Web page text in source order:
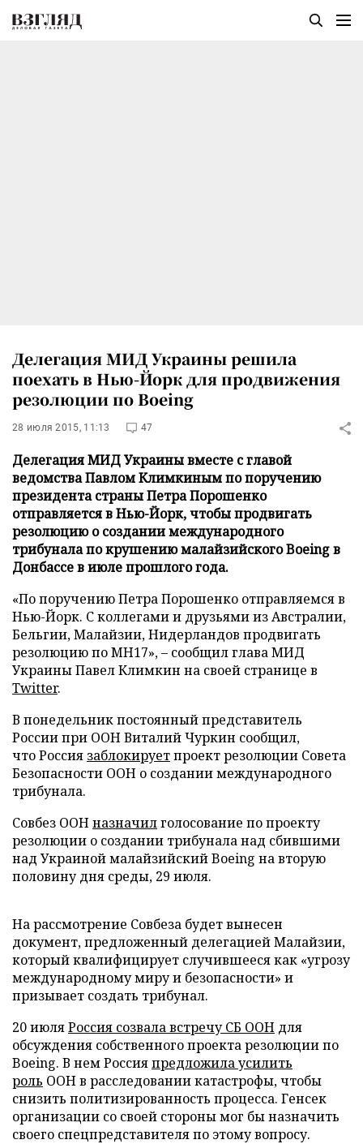
Делегация МИД Украины решила
поехать в Нью-Йорк для продвижения
резолюции по Boeing
28 июля 2015, 11:13 47
Делегация МИД Украины вместе с главой
ведомства Павлом Климкиным по поручению
президента страны Петра Порошенко
отправляется в Нью-Йорк, чтобы продвигать
резолюцию о создании международного
трибунала по крушению малайзийского Boeing в
Донбассе в июле прошлого года.
«По поручению Петра Порошенко отправляемся в
Нью-Йорк. С коллегами и друзьями из Австралии,
Бельгии, Малайзии, Нидерландов продвигать
резолюцию по MH17», – сообщил глава МИД
Украины Павел Климкин на своей странице в
Twitter.
В понедельник постоянный представитель
России при ООН Виталий Чуркин сообщил,
что Россия заблокируетпроект резолюции Совета
Безопасности ООН о создании международного
трибунала.
Совбез ООНназначилголосование по проекту
резолюции о создании трибунала над сбившими
над Украиной малайзийский Boeing на вторую
половину дня среды, 29 июля.
На рассмотрение Совбеза будет вынесен
документ, предложенный делегацией Малайзии,
который квалифицирует случившееся как «угрозу
международному миру и безопасности» и
призывает создать трибунал.
20 июляРоссия созвала встречу СБ ООН для
обсуждения собственного проекта резолюции по
Boeing. В нем Россияпредложила усилить
роль ООН в расследовании катастрофы, чтобы
снизить политизированность процесса. Генсек
организации со своей стороны мог бы назначить
своего спецпредставителя по этому вопросу.